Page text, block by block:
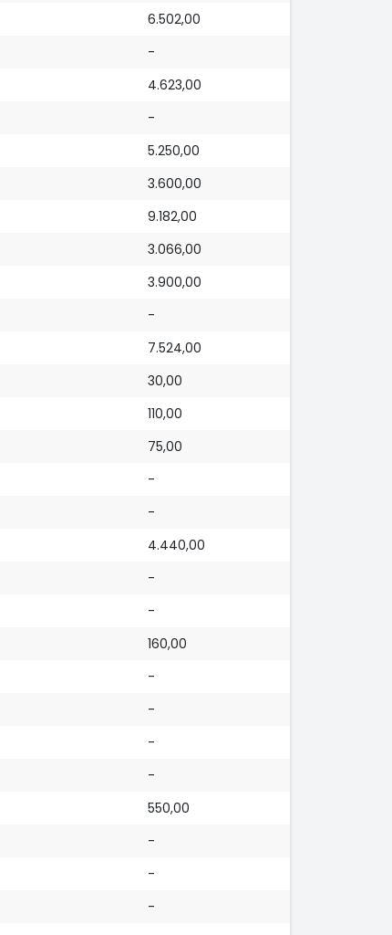
6.502,00
-
4.623,00
-
5.250,00
3.600,00
9.182,00
3.066,00
3.900,00
-
7.524,00
30,00
110,00
75,00
-
-
4.440,00
-
-
160,00
-
-
-
-
550,00
-
-
-